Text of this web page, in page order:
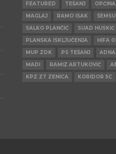
FEATURED TEŠANJ
MAGLAJ
RAMO ISAK
SALKO PLANČIĆ
SUAD HUSKIĆ
PLANSKA ISKLJUČENJA
HIFA
MUP ZDK
PS TEŠANJ
MADI
RAMIZ ARTUKOVIĆ
KPZ ZT ZENICA
KORIDOR 5C